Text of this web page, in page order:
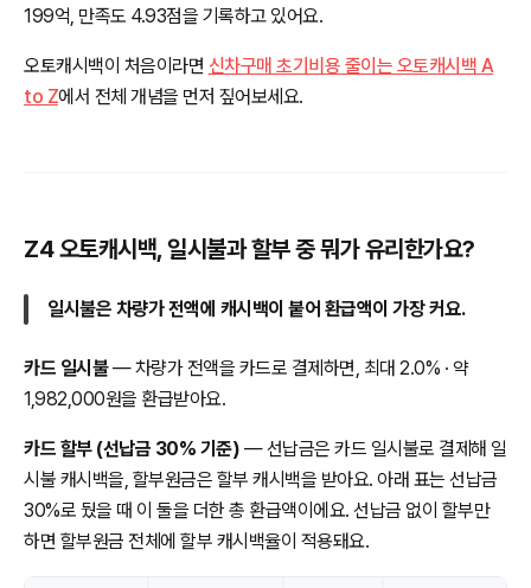
199억, 만족도 4.93점을 기록하고 있어요.
오토캐시백이 처음이라면 신차구매 초기비용 줄이는 오토캐시백 A
to Z에서 전체 개념을 먼저 짚어보세요.
Z4 오토캐시백, 일시불과 할부 중 뭐가 유리한가요?
일시불은 차량가 전액에 캐시백이 붙어 환급액이 가장 커요.
카드 일시불— 차량가 전액을 카드로 결제하면, 최대 2.0% · 약
1,982,000원을 환급받아요.
카드 할부 (선납금 30% 기준) — 선납금은 카드 일시불로 결제해 일
시불 캐시백을, 할부원금은 할부 캐시백을 받아요. 아래 표는 선납금
30%로 뒀을 때 이 둘을 더한 총 환급액이에요. 선납금 없이 할부만
하면 할부원금 전체에 할부 캐시백율이 적용돼요.